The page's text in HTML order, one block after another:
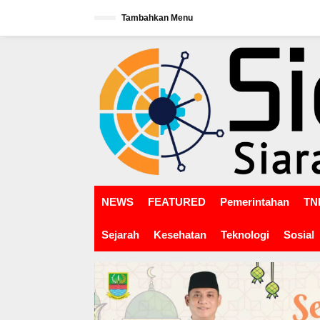
w
Tambahkan Menu
NEWS FEATURED Pemerintahan
Sejarah Kesehatan Teknologi Sosial